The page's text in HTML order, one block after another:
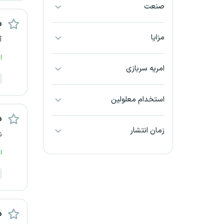
بجنورد
خراسان جنوبی
صنعت
مزایا
امریه سربازی
استخدام معلولین
زمان انتشار